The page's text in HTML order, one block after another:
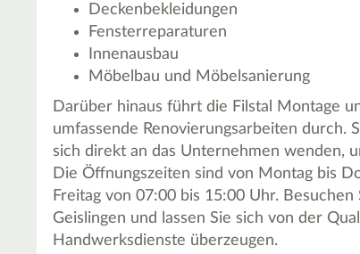
Deckenbekleidungen
Fensterreparaturen
Innenausbau
Möbelbau und Möbelsanierung
Darüber hinaus führt die Filstal Montage
umfassende Renovierungsarbeiten durch.
sich direkt an das Unternehmen wenden,
Die Öffnungszeiten sind von Montag bis
Freitag von 07:00 bis 15:00 Uhr.
Geislingen und lassen Sie sich von der
Handwerksdienste überzeugen.